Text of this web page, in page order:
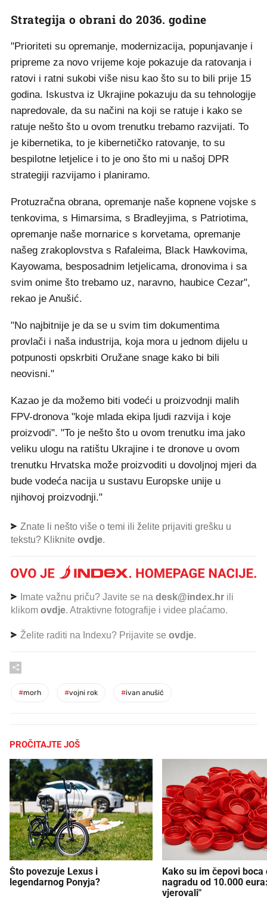
Strategija o obrani do 2036. godine
"Prioriteti su opremanje, modernizacija, popunjavanje i
pripreme za novo vrijeme koje pokazuje da ratovanja i
ratovi i ratni sukobi više nisu kao što su to bili prije 15
godina. Iskustva iz Ukrajine pokazuju da su tehnologije
napredovale, da su načini na koji se ratuje i kako se
ratuje nešto što u ovom trenutku trebamo razvijati. To
je kibernetika, to je kibernetičko ratovanje, to su
bespilotne letjelice i to je ono što mi u našoj DPR
strategiji razvijamo i planiramo.
Protuzračna obrana, opremanje naše kopnene vojske s
tenkovima, s Himarsima, s Bradleyjima, s Patriotima,
opremanje naše mornarice s korvetama, opremanje
našeg zrakoplovstva s Rafaleima, Black Hawkovima,
Kayowama, besposadnim letjelicama, dronovima i sa
svim onime što trebamo uz, naravno, haubice Cezar",
rekao je Anušić.
"No najbitnije je da se u svim tim dokumentima
provlači i naša industrija, koja mora u jednom dijelu u
potpunosti opskrbiti Oružane snage kako bi bili
neovisni."
Kazao je da možemo biti vodeći u proizvodnji malih
FPV-dronova "koje mlada ekipa ljudi razvija i koje
proizvodi". "To je nešto što u ovom trenutku ima jako
veliku ulogu na ratištu Ukrajine i te dronove u ovom
trenutku Hrvatska može proizvoditi u dovoljnoj mjeri da
bude vodeća nacija u sustavu Europske unije u
njihovoj proizvodnji."
Znate li nešto više o temi ili želite prijaviti grešku u
tekstu? Kliknite ovdje.
Imate važnu priču? Javite se na desk@index.hr ili
klikom ovdje. Atraktivne fotografije i videe plaćamo.
Želite raditi na Indexu? Prijavite se ovdje.
#morh #vojni rok #ivan anušić
PROČITAJTE JOŠ
Što povezuje Lexus i
legendarnog Ponyja?
Kako su im čepovi boca
nagradu od 10.000
vjerovali"